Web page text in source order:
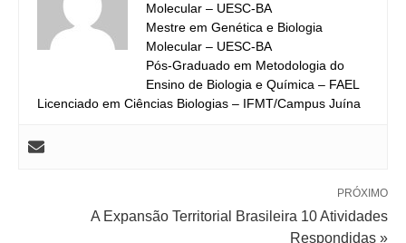
Molecular – UESC-BA
Mestre em Genética e Biologia
Molecular – UESC-BA
Pós-Graduado em Metodologia do
Ensino de Biologia e Química – FAEL
Licenciado em Ciências Biologias – IFMT/Campus Juína
PRÓXIMO
A Expansão Territorial Brasileira 10 Atividades
Respondidas »